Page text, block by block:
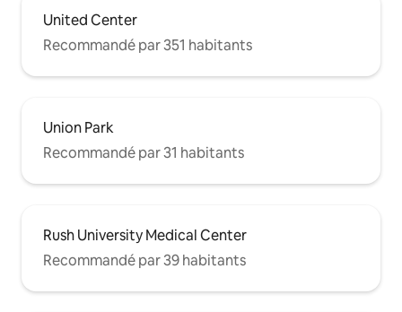
United Center
Recommandé par 351 habitants
Union Park
Recommandé par 31 habitants
Rush University Medical Center
Recommandé par 39 habitants